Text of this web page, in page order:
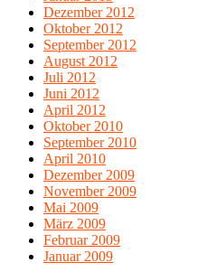
Dezember 2012
Oktober 2012
September 2012
August 2012
Juli 2012
Juni 2012
April 2012
Oktober 2010
September 2010
April 2010
Dezember 2009
November 2009
Mai 2009
März 2009
Februar 2009
Januar 2009